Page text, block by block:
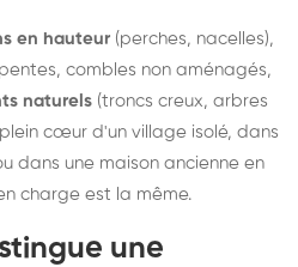
en hauteur (perches, nacelles),
combles non aménagés,
naturels (troncs creux, arbres
cœur d'un village isolé, dans
dans une maison ancienne en
charge est la même.
une